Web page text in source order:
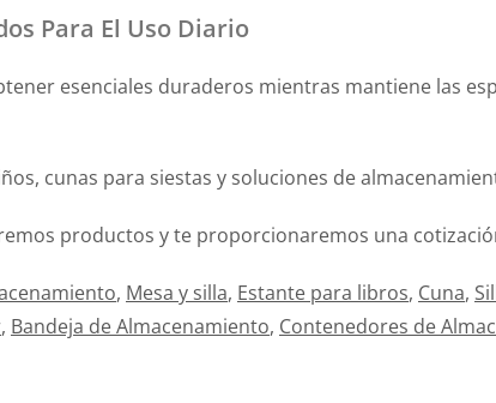
Para El Uso Diario
esenciales duraderos mientras mantiene las
cunas para siestas y soluciones de
productos y te proporcionaremos una
, Mesa y silla, Estante para libros, Cuna,
, Bandeja de Almacenamiento, Contenedores de